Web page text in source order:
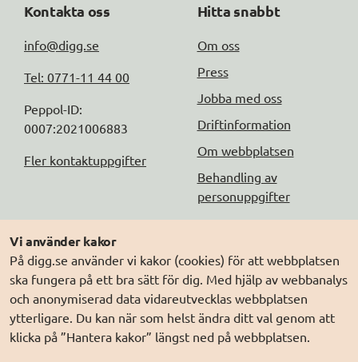
Vi använder kakor
På digg.se använder vi kakor (cookies) för att webbplatsen
ska fungera på ett bra sätt för dig. Med hjälp av webbanalys
och anonymiserad data vidareutvecklas webbplatsen
ytterligare. Du kan när som helst ändra ditt val genom att
klicka på ”Hantera kakor” längst ned på webbplatsen.
Kontakta oss
info@digg.se
Tel: 0771-11 44 00
Peppol-ID:
0007:2021006883
Fler kontaktuppgifter
Hitta snabbt
Om oss
Press
Jobba med oss
Driftinformation
Om webbplatsen
Behandling av
personuppgifter
Följ oss
DIGG på
Prenumerera på nyheter
DIGG på
LinkedIn
DIGG på
PressMachine
DIGG på
Digg play
Elegitimation.se
Min myndighetspost
Sveriges dataportal
Sweden Connect